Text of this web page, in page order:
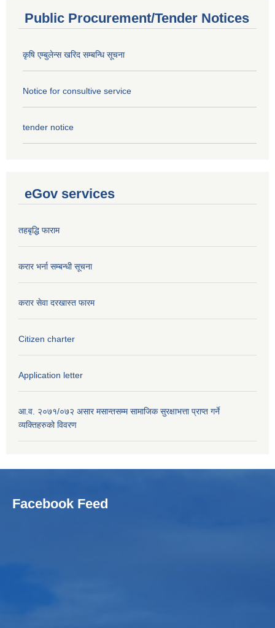
Public Procurement/Tender Notices
कृषि एम्बुलेन्स खरिद सम्बन्धि सूचना
Notice for consultive service
tender notice
eGov services
तहबृद्धि फाराम
करार भर्ना सम्बन्धी सूचना
करार सेवा दरखास्त फारम
Citizen charter
Application letter
आ.व. २०७१/०७२ असार मसान्तसम्म सामाजिक सुरक्षाभत्ता प्राप्त गर्ने
व्यक्तिहरुको विवरण
Facebook Feed